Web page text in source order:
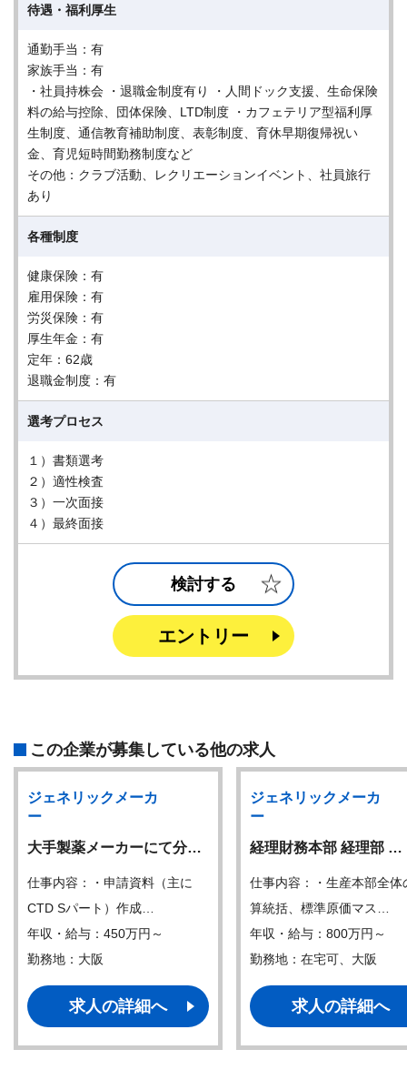
待遇・福利厚生
通勤手当：有
家族手当：有
・社員持株会 ・退職金制度有り ・人間ドック支援、生命保険
料の給与控除、団体保険、LTD制度 ・カフェテリア型福利厚
生制度、通信教育補助制度、表彰制度、育休早期復帰祝い
金、育児短時間勤務制度など
その他：クラブ活動、レクリエーションイベント、社員旅行
あり
各種制度
健康保険：有
雇用保険：有
労災保険：有
厚生年金：有
定年：62歳
退職金制度：有
選考プロセス
１）書類選考
２）適性検査
３）一次面接
４）最終面接
検討する
エントリー
この企業が募集している他の求人
ジェネリックメーカ
ー
大手製薬メーカーにて分…
仕事内容：・申請資料（主に
CTD Sパート）作成…
年収・給与：450万円～
勤務地：大阪
求人の詳細へ
ジェネリックメーカ
ー
経理財務本部 経理部 …
仕事内容：・生産本部全体
算統括、標準原価マス…
年収・給与：800万円～
勤務地：在宅可、大阪
求人の詳細へ